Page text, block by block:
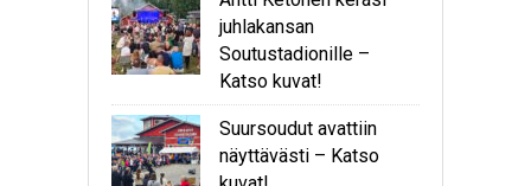
juhlakansan
Soutustadionille –
Katso kuvat!
Suursoudut avattiin
näyttävästi – Katso